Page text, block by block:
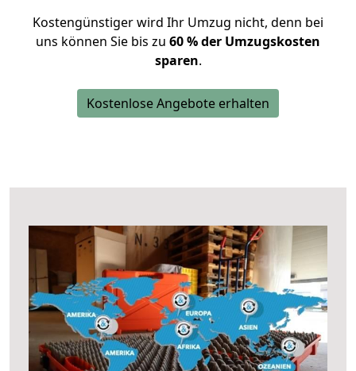
Kostengünstiger wird Ihr Umzug nicht, denn bei
uns können Sie bis zu 60 % der Umzugskosten
sparen.
Kostenlose Angebote erhalten